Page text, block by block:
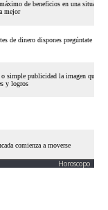
Horoscopo